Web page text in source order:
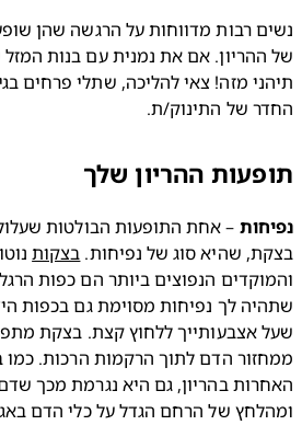
של התינוק/ת.
ההריון שלך
שהיא סוג של נפיחות. בצקות
של הרחם הגדל על כלי הדם באגן.